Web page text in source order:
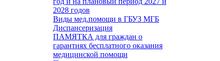
2028 годов
Виды мед.помощи в ГБУЗ МГБ
Диспансеризация
ПАМЯТКА для граждан о
гарантиях бесплатного оказания
медицинской помощи